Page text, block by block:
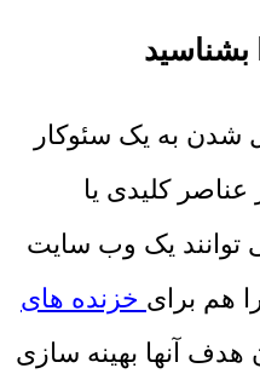
بشناسید
شدن به یک سئوکار
کلیدی یا
توانند یک وب سایت
هم برای خزنده های
آنها بهینه سازی